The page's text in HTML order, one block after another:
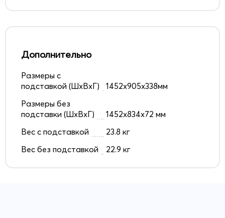
Дополнительно
Размеры с
подставкой (ШxВxГ)
1452x905x338мм
Размеры без
подставки (ШxВxГ)
1452x834x72 мм
Вес с подставкой
23.8 кг
Вес без подставкой
22.9 кг